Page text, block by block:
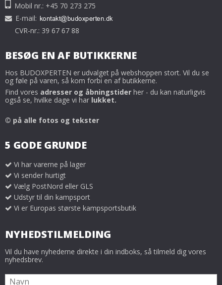
Mobil nr.: +45 70 273 275
E-mail:
CVR-nr.: 39 67 67 88
BESØG EN AF BUTIKKERNE
Hos BUDOXPERTEN er udvalget på webshoppen stort. Vil du se
og føle på varen, så kom forbi en af butikkerne.
Find vores adresser og åbningstider her - du kan naturligvis
også se, hvilke dage vi har lukket.
© på alle fotos og tekster
5 GODE GRUNDE
Vi har varerne på lager
Vi sender hurtigt
Vælg PostNord eller GLS
Udstyr til din kampsport
Vi er Europas største kampsportsbutik
NYHEDSTILMELDING
Vil du have nyhederne direkte i din indboks, så tilmeld dig vores
nyhedsbrev.